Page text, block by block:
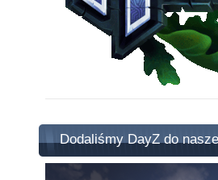
Dodaliśmy DayZ do